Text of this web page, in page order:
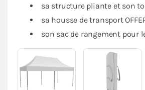
sa structure pliante et son
sa housse de transport
son sac de rangement pour